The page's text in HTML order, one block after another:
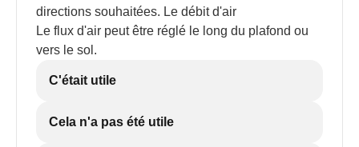
directions souhaitées. Le débit d'air
Le flux d'air peut être réglé le long du plafond ou
vers le sol.
C'était utile
Cela n'a pas été utile